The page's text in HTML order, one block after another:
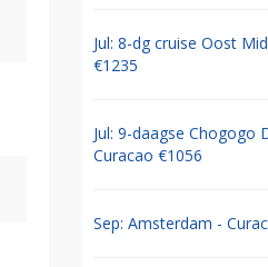
Jul: 8-dg cruise Oost
€1235
Jul: 9-daagse Chogogo
Curacao €1056
Sep: Amsterdam -